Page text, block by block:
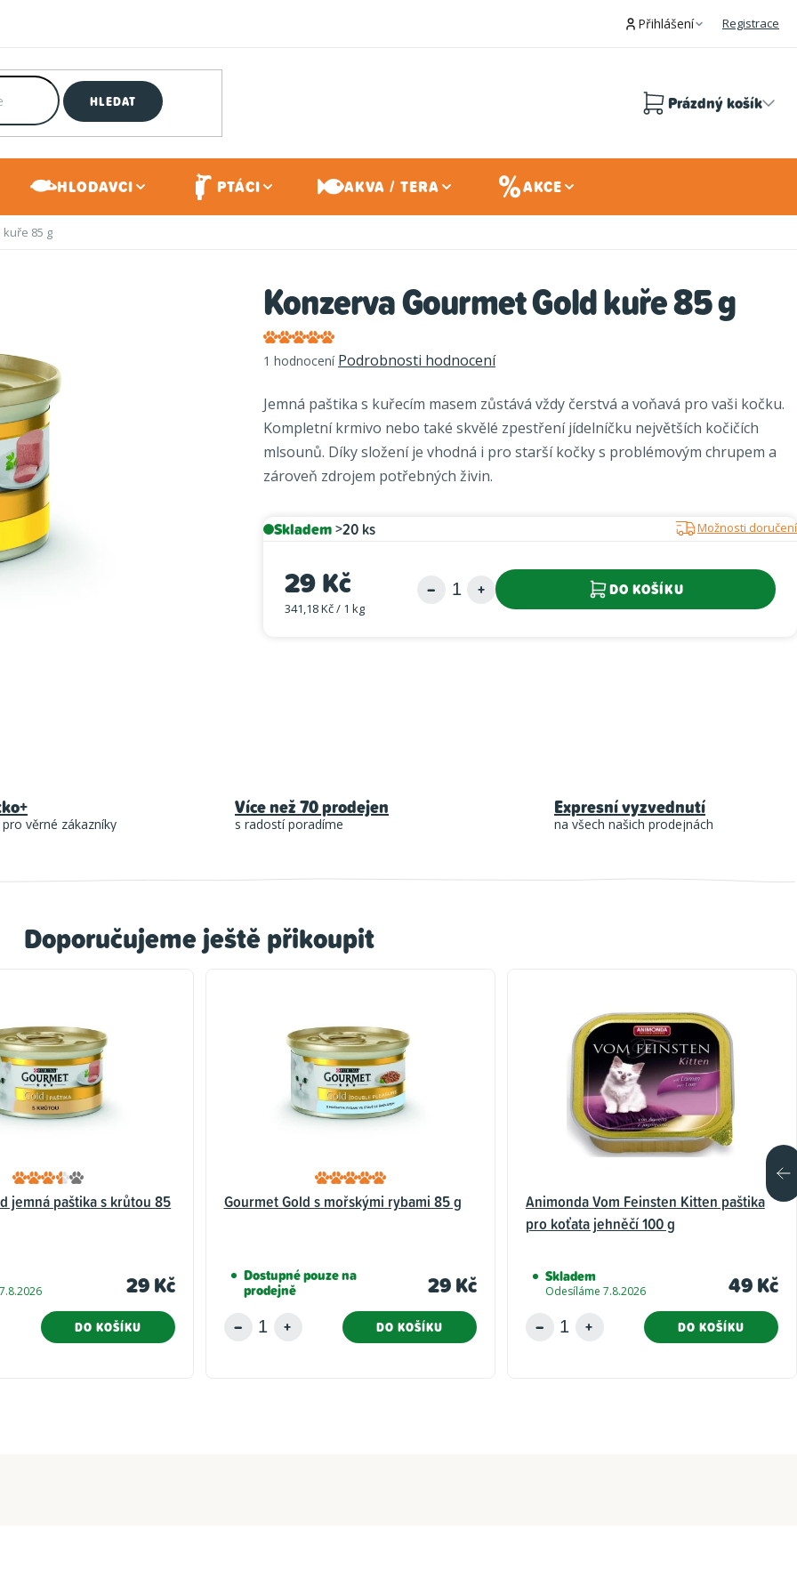
Přihlášení Registrace
HLEDAT Prázdný košík
HLODAVCI PTÁCI AKVA / TERA AKCE
85 g
Konzerva Gourmet Gold kuře 85 g
Průměrné
hodnocení
je
5,0
z
5
1 hodnocení Podrobnosti hodnocení
Jemná paštika s kuřecím masem zůstává vždy čerstvá a voňavá pro vaši kočku.
Kompletní krmivo nebo také skvělé zpestření jídelníčku největších kočičích
mlsounů. Díky složení je vhodná i pro starší kočky s problémovým chrupem a
zároveň zdrojem potřebných živin.
Skladem>20 ks Možnosti doručení
29 Kč
Měrná cena:
341,18 Kč / 1 kg
DO KOŠÍKU
Doporučujeme ještě přikoupit
jemná paštika s krůtou 85
29 Kč
DO KOŠÍKU
Gourmet Gold s mořskými rybami 85 g
Dostupné pouze na
prodejně 29 Kč
DO KOŠÍKU
Animonda Vom Feinsten Kitten paštika
pro koťata jehněčí 100 g
Skladem
Odesíláme 7.8.2026 49 Kč
DO KOŠÍKU
věrné zákazníky
Více než 70 prodejen
s radostí poradíme
Expresní vyzvednutí
na všech našich prodejnách